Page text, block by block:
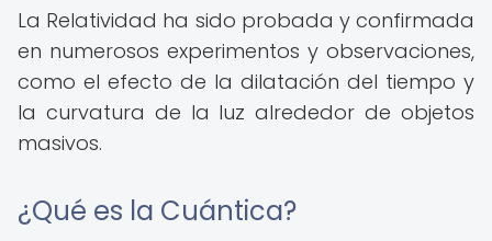
La Relatividad ha sido probada y confirmada
en numerosos experimentos y observaciones,
como el efecto de la dilatación del tiempo y
la curvatura de la luz alrededor de objetos
masivos.
¿Qué es la Cuántica?